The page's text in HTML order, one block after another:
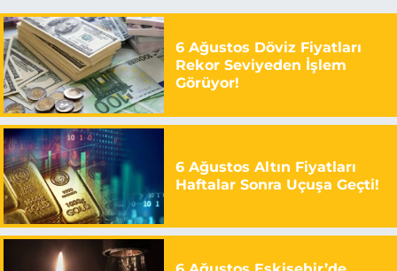
6 Ağustos Döviz Fiyatları
Rekor Seviyeden İşlem
Görüyor!
6 Ağustos Altın Fiyatları
Haftalar Sonra Uçuşa Geçti!